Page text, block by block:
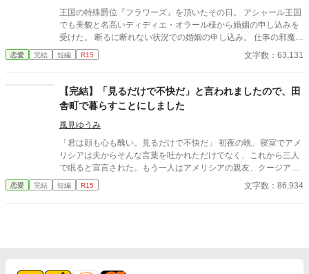
王国の特殊爵位『フラワーズ』を頂いたその日。 アシャール王国
でも美貌と名高いディディエ・オラール様から婚姻の申し込みを
受けた。 断るに断れない状況での婚姻の申し込み。 仕事の邪魔は
しないと言う約束のもと、私はその婚姻の申し出を承諾する。 優
しい人。 貞節と名高い人。 一目惚れだと、運命の相手だと、彼は
おります。 そう告げようとした日、彼は私にこうつげたのです。
「子を事故で亡くした幼馴染が、心をすり減らして戻ってきたん
だ。 私はしばらく彼女についていてあげたい」 そう言って私の
物を、つぎつぎ幼馴染に与えていく。 優しかったアナタは幻です
か？ どうぞ、幼馴染とお幸せに、請求書はそちらに回しておきま
す。
恋愛 完結 短編 R15 文字数：63,131
【完結】「見るだけで不快だ」と言われましたので、田
舎町で暮らすことにしました
風見ゆうみ
「君は顔も心も醜い。見るだけで不快だ」 初夜の晩、寝室でアメ
リシアは夫からそんな言葉を吐かれただけでなく、これから三人
で眠ると宣言された。もう一人はアメリシアの親友、クージアだ
った。 アメリシアが夫のモレイブと婚約したのは七年前。親友と
出会ったのは十年前。 十年の友情は、結婚式を挙げた当日に失わ
恋愛 完結 短編 R15 文字数：86,934